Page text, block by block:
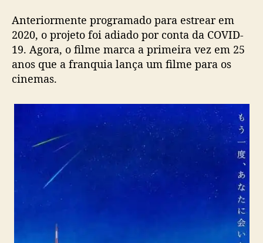
Anteriormente programado para estrear em
2020, o projeto foi adiado por conta da COVID-
19. Agora, o filme marca a primeira vez em 25
anos que a franquia lança um filme para os
cinemas.